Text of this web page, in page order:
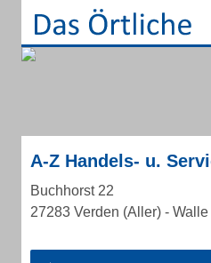
A-Z Handels- u.
Buchhorst 22
27283 Verden (Aller) - Walle